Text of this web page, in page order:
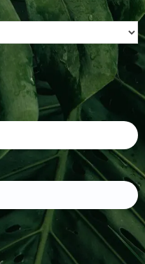
биологија
биологија
Коначни резултати